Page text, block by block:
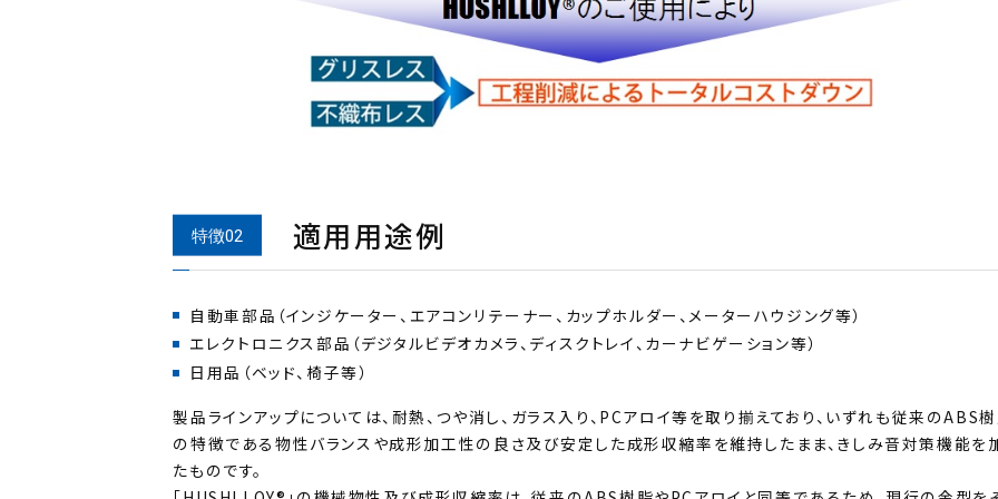
適用用途例
製品ラインアップについては、耐熱、つや消し、ガラス入り、PCアロイ等を取り揃えており、いずれも従来のABS
の特徴である物性バランスや成形加工性の良さ及び安定した成形収縮率を維持したまま、きしみ音対策機能を
たものです。